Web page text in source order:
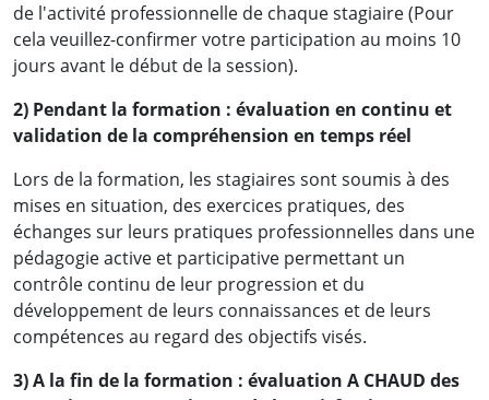
de l'activité professionnelle de chaque stagiaire (Pour
cela veuillez-confirmer votre participation au moins 10
jours avant le début de la session).
2) Pendant la formation : évaluation en continu et
validation de la compréhension en temps réel
Lors de la formation, les stagiaires sont soumis à des
mises en situation, des exercices pratiques, des
échanges sur leurs pratiques professionnelles dans une
pédagogie active et participative permettant un
contrôle continu de leur progression et du
développement de leurs connaissances et de leurs
compétences au regard des objectifs visés.
3) A la fin de la formation : évaluation A CHAUD des